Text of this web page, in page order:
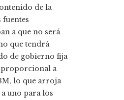
de la
fuentes
a que no será
que tendrá
de gobierno fija
proporcional a
lo que arroja
uno para los